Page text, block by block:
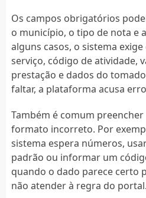
Os campos obrigatórios
o município, o tipo de nota e
alguns casos, o sistema
serviço, código de atividade,
prestação e dados do
faltar, a plataforma acusa
Também é comum
formato incorreto. Por
sistema espera números,
padrão ou informar um
quando o dado parece certo
não atender à regra do portal.